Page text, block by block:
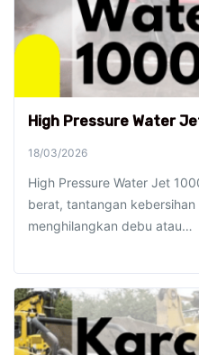
High Pressure Water
18/03/2026
High Pressure Water Jet
berat, tantangan
menghilangkan debu atau…